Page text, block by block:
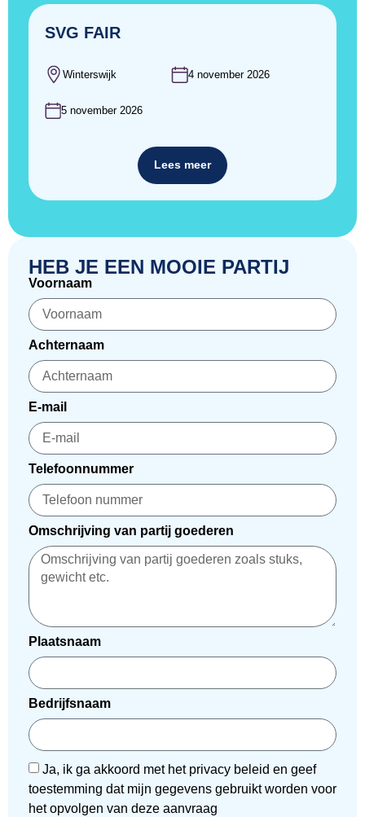
SVG FAIR
Winterswijk 4 november 2026
5 november 2026
Lees meer
HEB JE EEN MOOIE PARTIJ
Voornaam
Achternaam
E-mail
Telefoonnummer
Omschrijving van partij goederen
Plaatsnaam
Bedrijfsnaam
Ja, ik ga akkoord met het privacy beleid en geef
toestemming dat mijn gegevens gebruikt worden voor
het opvolgen van deze aanvraag